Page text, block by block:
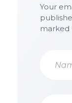
Your
marked